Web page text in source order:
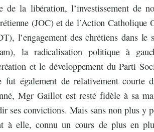
la libération, l’investissement de
(JOC) et de l’Action Catholique
l’engagement des chrétiens dans le
la radicalisation politique à
et le développement du Parti
également de relativement courte
Mgr Gaillot est resté fidèle à sa
ses convictions. Mais sans non plus y
à elle, connu un cours de plus en